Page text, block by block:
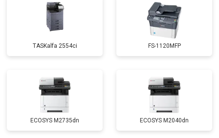
TASKalfa 2554ci FS-1120MFP
ECOSYS M2735dn ECOSYS M2040dn